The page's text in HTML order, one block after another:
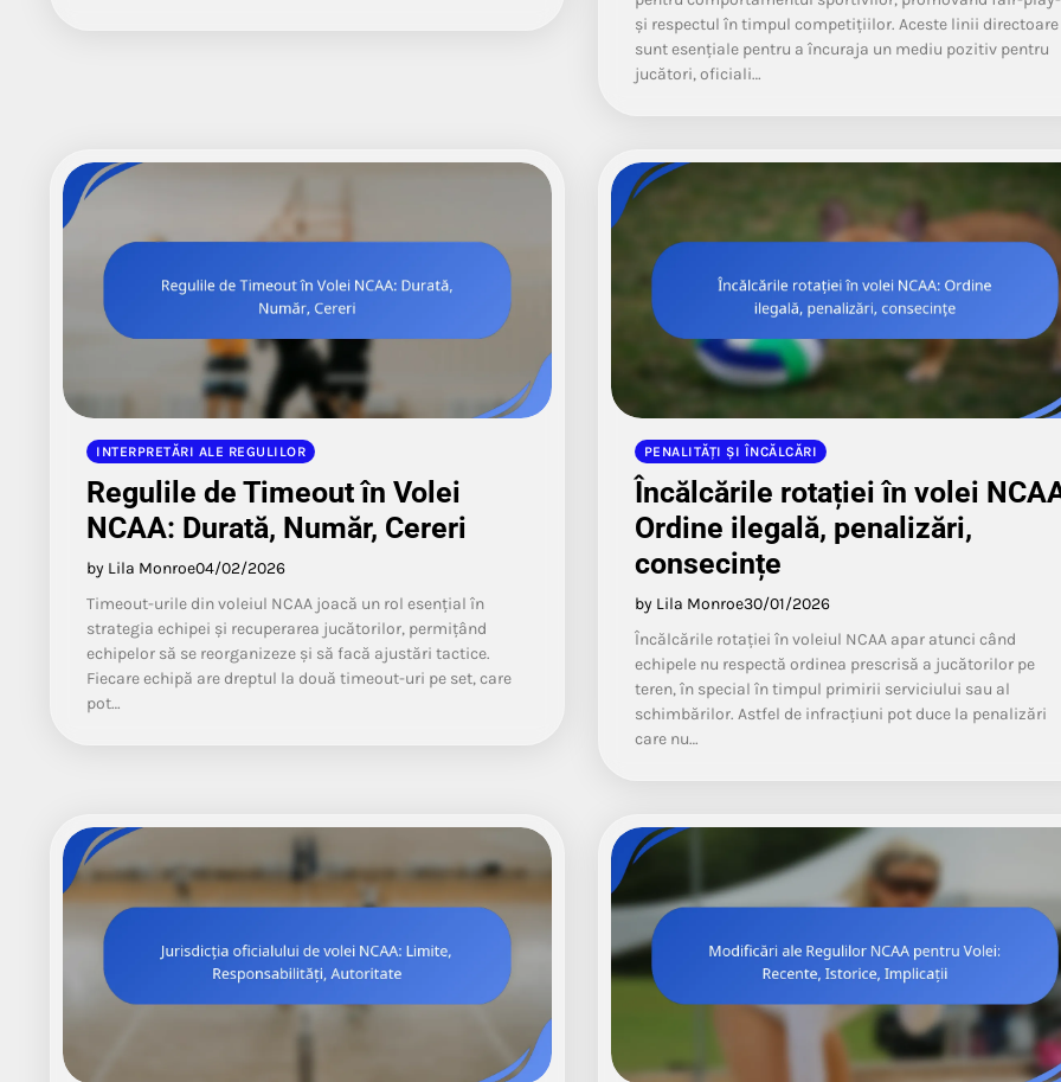
și respectul în timpul competițiilor. Aceste linii directoare
sunt esențiale pentru a încuraja un mediu pozitiv pentru
jucători, oficiali…
INTERPRETĂRI ALE REGULILOR
Regulile de Timeout în Volei
NCAA: Durată, Număr, Cereri
by Lila Monroe04/02/2026
Timeout-urile din voleiul NCAA joacă un rol esențial în
strategia echipei și recuperarea jucătorilor, permițând
echipelor să se reorganizeze și să facă ajustări tactice.
Fiecare echipă are dreptul la două timeout-uri pe set, care
pot…
PENALITĂȚI ȘI ÎNCĂLCĂRI
Încălcările rotației în volei
Ordine ilegală, penalizări,
consecințe
by Lila Monroe30/01/2026
Încălcările rotației în voleiul NCAA apar atunci când
echipele nu respectă ordinea prescrisă a jucătorilor pe
teren, în special în timpul primirii serviciului sau al
schimbărilor. Astfel de infracțiuni pot duce la penalizări
care nu…